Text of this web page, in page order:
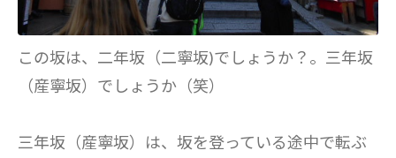
この坂は、二年坂（二寧坂)でしょうか？。三年坂
（産寧坂）でしょうか（笑）
三年坂（産寧坂）は、坂を登っている途中で転ぶ